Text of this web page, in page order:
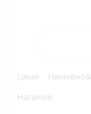
Цене
Наличие